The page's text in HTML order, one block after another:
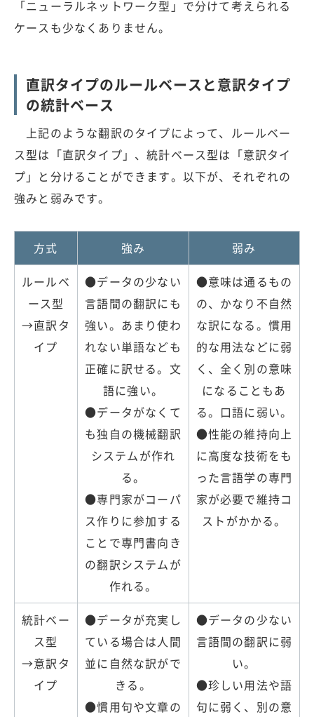
「ニューラルネットワーク型」で分けて考えられる
ケースも少なくありません。
直訳タイプのルールベースと意訳タイプ
の統計ベース
上記のような翻訳のタイプによって、ルールベー
ス型は「直訳タイプ」、統計ベース型は「意訳タイ
プ」と分けることができます。以下が、それぞれの
強みと弱みです。
方式 強み
弱み
ルールベ
ース型
→直訳タ
イプ
●データの少ない
言語間の翻訳にも
強い。あまり使わ
れない単語なども
正確に訳せる。文
語に強い。
●データがなくて
も独自の機械翻訳
システムが作れ
る。
●専門家がコーパ
ス作りに参加する
ことで専門書向き
の翻訳システムが
作れる。
●意味は通るもの
の、かなり不自然
な訳になる。慣用
的な用法などに弱
く、全く別の意味
になることもあ
る。口語に弱い。
●性能の維持向上
に高度な技術をも
った言語学の専門
家が必要で維持コ
ストがかかる。
統計ベー
ス型
→意訳タ
イプ
●データが充実し
ている場合は人間
並に自然な訳がで
きる。
●慣用句や文章の
●データの少ない
言語間の翻訳に弱
い。
●珍しい用法や語
句に弱く、別の意